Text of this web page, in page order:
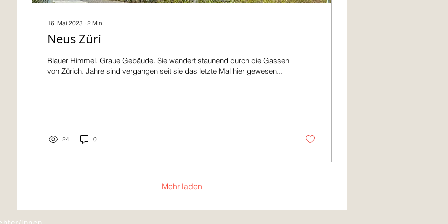
16. Mai 2023 ∙ 2 Min.
Neus Züri
Blauer Himmel. Graue Gebäude. Sie wandert staunend durch die Gassen
von Zürich. Jahre sind vergangen seit sie das letzte Mal hier gewesen...
24 0
Mehr laden